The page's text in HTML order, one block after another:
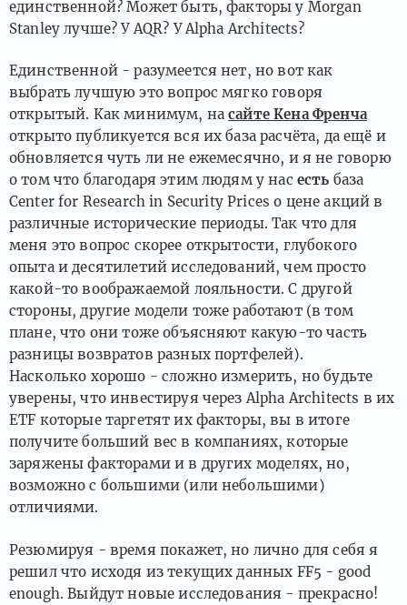
единственной? Может быть, факторы у Morgan
Stanley лучше? У AQR? У Alpha Architects?
Единственной - разумеется нет, но вот как
выбрать лучшую это вопрос мягко говоря
открытый. Как минимум, насайте Кена Френча
открыто публикуется вся их база расчёта, да ещё и
обновляется чуть ли не ежемесячно, и я не говорю
о том что благодаря этим людям у нас есть база
Center for Research in Security Prices о цене акций в
различные исторические периоды. Так что для
меня это вопрос скорее открытости, глубокого
опыта и десятилетий исследований, чем просто
какой-то воображаемой лояльности. С другой
стороны, другие модели тоже работают (в том
плане, что они тоже объясняют какую-то часть
разницы возвратов разных портфелей).
Насколько хорошо - сложно измерить, но будьте
уверены, что инвестируя через Alpha Architects в их
ETF которые таргетят их факторы, вы в итоге
получите больший вес в компаниях, которые
заряжены факторами и в других моделях, но,
возможно с большими (или небольшими)
отличиями.
Резюмируя - время покажет, но лично для себя я
решил что исходя из текущих данных FF5 - good
enough. Выйдут новые исследования - прекрасно!